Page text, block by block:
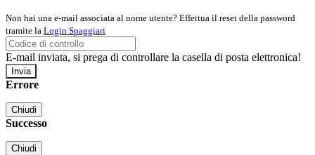
Non hai una e-mail associata al nome utente? Effettua il reset della password
tramite la Login Spaggiari
E-mail inviata, si prega di controllare la casella di posta elettronica!
Errore
Chiudi
Successo
Chiudi